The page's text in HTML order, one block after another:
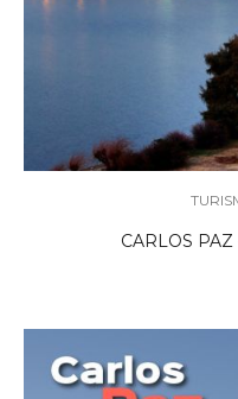
CARLOS